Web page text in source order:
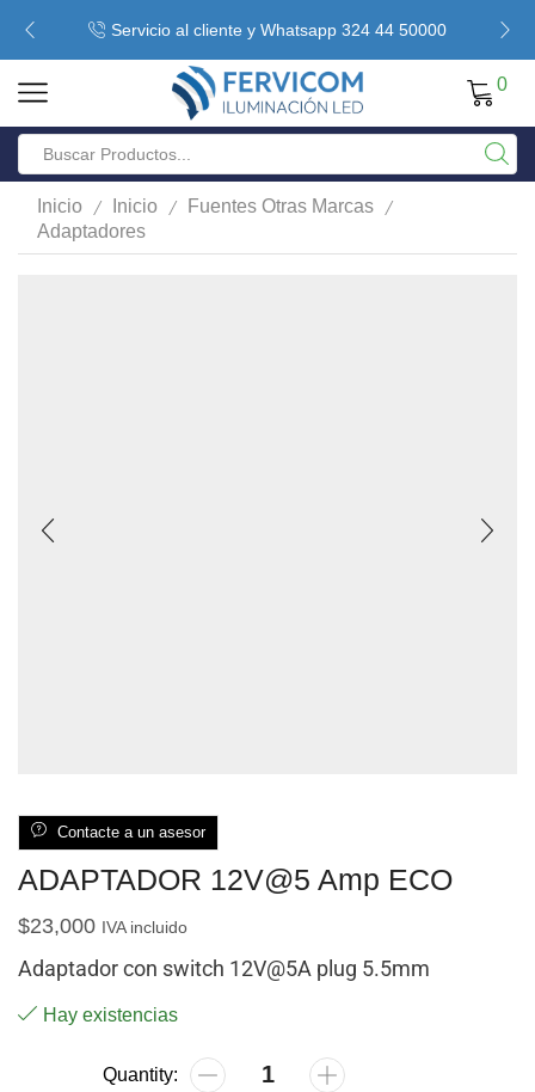
Servicio al cliente y Whatsapp 324 44 50000
0
Inicio / Inicio / Fuentes Otras Marcas /
Adaptadores
Contacte a un asesor
ADAPTADOR 12V@5 Amp ECO
$23,000 IVA incluido
Adaptador con switch 12V@5A plug 5.5mm
Hay existencias